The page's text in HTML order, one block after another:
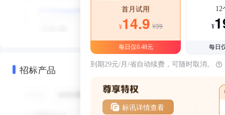
招标产品
首月试用
¥14.9 ¥39
每日仅0.48元
12
¥
每日
到期29元/月/省自动续费，可随时取消。
标讯详情查看